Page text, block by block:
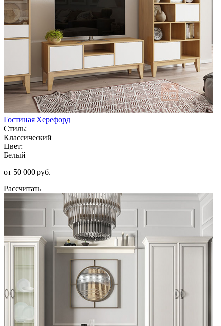
Гостиная Херефорд
Стиль:
Классический
Цвет:
Белый
от 50 000 руб.
Рассчитать